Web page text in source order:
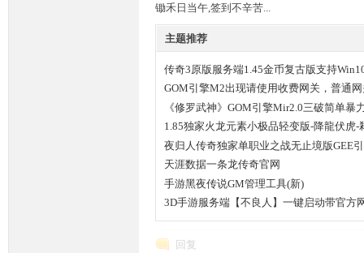
锄禾日当午,签到不辛苦...
主题推荐
传奇3原版服务端1.45金币复古版支持
GOM引擎M2出现请使用收费网关，普通
解决？
《修罗武神》GOM引擎Mir2.0三破简单暴
1.85独家火龙元素小极品轻变版-降龍伏虎-
夜归人传奇独家单职业之战无止境版GEE
天涯数据一条龙传奇官网
手游黑夜传说GM管理工具(新)
3D手游服务端【不良人】一键启动带官方
回复